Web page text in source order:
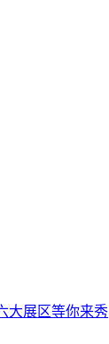
大展区等你来秀